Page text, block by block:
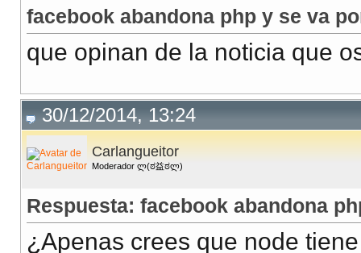
facebook abandona php y se va
que opinan de la noticia que
30/12/2014, 13:24
Carlangueitor
Moderador ლ(ಠ益ಠლ)
Respuesta: facebook abandona
¿Apenas crees que node